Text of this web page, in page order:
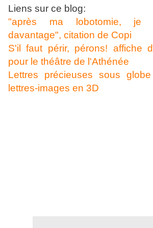
Liens sur ce blog:
"après ma lobotomie, je
davantage", citation de Copi
S'il faut périr, pérons! affiche
pour le théâtre de l'Athénée
Lettres précieuses sous
lettres-images en 3D